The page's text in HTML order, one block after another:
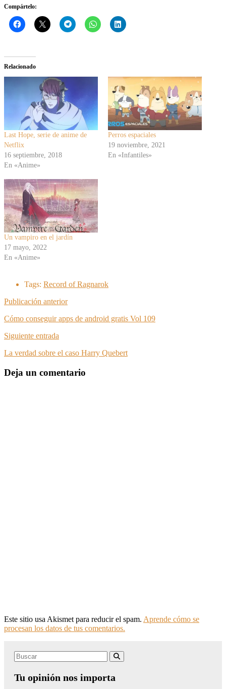
Compártelo:
Relacionado
Last Hope, serie de anime de
Netflix
16 septiembre, 2018
En «Anime»
Perros espaciales
19 noviembre, 2021
En «Infantiles»
Un vampiro en el jardín
17 mayo, 2022
En «Anime»
Tags: Record of Ragnarok
Publicación anterior
Cómo conseguir apps de android gratis Vol 109
Siguiente entrada
La verdad sobre el caso Harry Quebert
Deja un comentario
Este sitio usa Akismet para reducir el spam. Aprende cómo se
procesan los datos de tus comentarios.
Search
Tu opinión nos importa